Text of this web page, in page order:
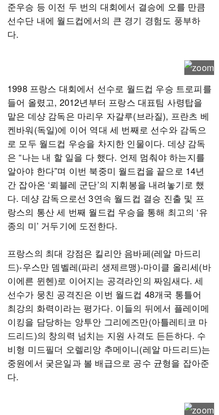
준우승 등 이전 두 번의 대회에서 결승에 오를 만큼
선수단 내에 월드컵에서의 큰 경기 경험도 풍부하
다.
1998 프랑스 대회에서 선수로 월드컵 우승 트로피를
들어 올렸고, 2012년부터 프랑스 대표팀 사령탑을
맡은 데샹 감독은 마리우 자갈루(브라질), 프란츠 베
켄바워(독일)에 이어 역대 세 번째로 선수와 감독으
로 모두 월드컵 우승을 차지한 인물이다. 데샹 감독
은 “나는 내 할 일을 다 했다. 언제 멈춰야 하는지를
알아야 한다”며 이번 북중미 월드컵을 끝으로 14년
간 잡아온 ‘뢰블레 군단’의 지휘봉을 내려놓기로 했
다. 데샹 감독으로선 3연속 월드컵 결승 진출 및 프
랑스의 통산 세 번째 월드컵 우승을 통해 최고의 ‘유
종의 미’ 거두기에 도전한다.
프랑스의 최대 강점은 킬리안 음바페(레알 마드리
드)-우스만 뎀벨레(파리 생제르맹)-마이클 올리세(바
이에른 뮌헨)로 이어지는 공격라인의 짜임새다. 세
선수가 뭉친 공격진은 이번 월드컵 48개국 통틀어
최강의 화력이라는 평가다. 이들의 뒤에서 플레이메
이킹을 담당하는 앙투안 그리에즈만(아틀레티코 마
드리드)의 창의력 넘치는 지원 사격도 든든하다. 수
비형 미드필더 오렐리앙 추메이니(레알 마드리드)는
중원에서 궂은일과 볼 배급으로 공수 균형을 잡아준
다.